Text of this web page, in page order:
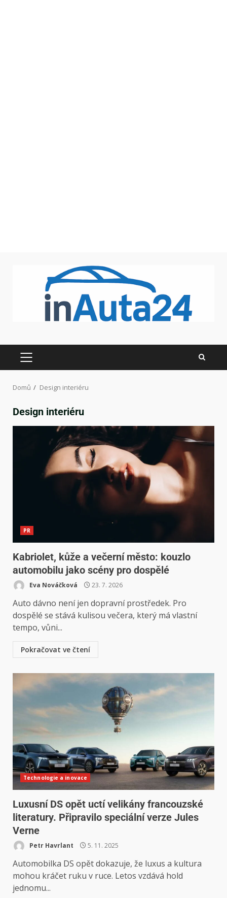
Domů Design interiéru
Design interiéru
PR
Kabriolet, kůže a večerní město: kouzlo
automobilu jako scény pro dospělé
Eva Nováčková 23. 7. 2026
Auto dávno není jen dopravní prostředek. Pro
dospělé se stává kulisou večera, který má vlastní
tempo, vůni...
Pokračovat ve čtení
Technologie a inovace
Luxusní DS opět uctí velikány francouzské
literatury. Připravilo speciální verze Jules
Verne
Petr Havrlant 5. 11. 2025
Automobilka DS opět dokazuje, že luxus a kultura
mohou kráčet ruku v ruce. Letos vzdává hold
jednomu...